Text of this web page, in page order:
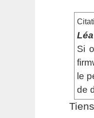
Si
le
de